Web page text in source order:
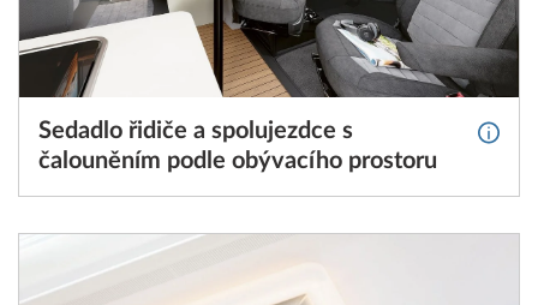
Sedadlo řidiče a spolujezdce s
čalouněním podle obývacího prostoru
Více